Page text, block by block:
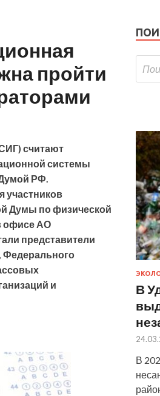
пройти
считают
системы
РФ.
участников
Думы по физической
офисе АО
представители
Федерального
и
В
В